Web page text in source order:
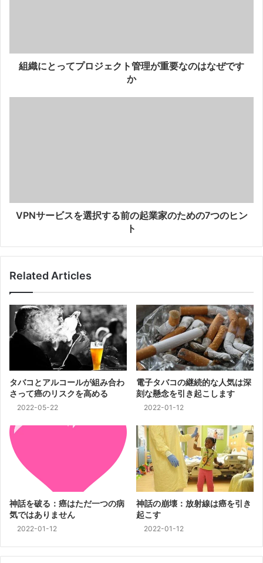
組織にとってプロジェクト管理が重要なのはなぜです
か
VPNサービスを選択する前の起業家のための7つのヒン
ト
Related Articles
タバコとアルコールが組み合わ
さって癌のリスクを高める
2022-05-22
電子タバコの継続的な人気は深
刻な懸念を引き起こします
2022-01-12
神話を破る：癌はただ一つの病
気ではありません
2022-01-12
神話の崩壊：放射線は癌を引き
起こす
2022-01-12